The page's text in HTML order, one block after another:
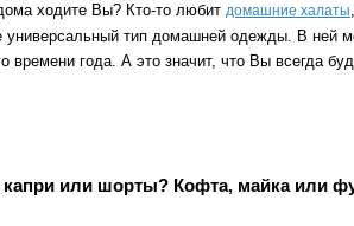
ходите Вы? Кто-то любит домашние халаты
универсальный тип домашней одежды. В ней
времени года. А это значит, что Вы всегда
или шорты? Кофта, майка или